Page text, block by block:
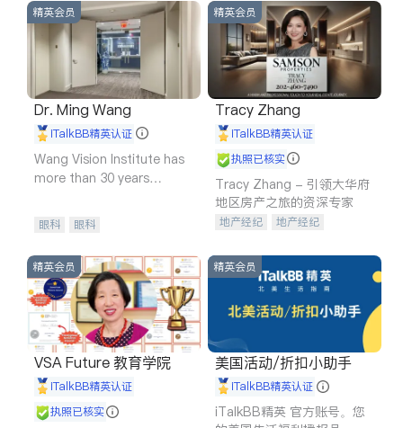
信托/遗嘱
商业
商标注册
索赔
律师-其它
精英会员
Dr. Ming Wang
iTalkBB精英认证
Wang Vision Institute has
more than 30 years
眼科 眼科
精英会员
Tracy Zhang
iTalkBB精英认证
执照已核实
Tracy Zhang - 引领大华府
地区房产之旅的资深专家
地产经纪
地产经纪
商铺租售
精英会员
VSA Future 教育学院
iTalkBB精英认证
执照已核实
精英会员
美国活动/折扣小助手
iTalkBB精英认证
iTalkBB精英 官方账号。您